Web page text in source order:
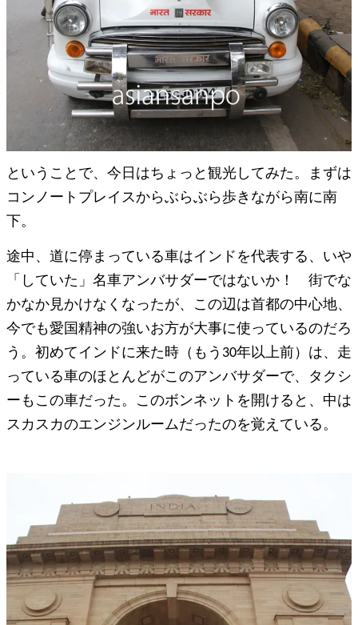
ということで、今日はちょっと観光してみた。まずは
コンノートプレイスからぶらぶら歩きながら南に南
下。
途中、道に停まっている車はインドを代表する、いや
「していた」名車アンバサダーではないか！ 街でな
かなか見かけなくなったが、この辺は首都の中心地、
今でも愛国精神の強いお方が大事に使っているのだろ
う。初めてインドに来た時（もう30年以上前）は、走
っている車のほとんどがこのアンバサダーで、タクシ
ーもこの車だった。このボンネットを開けると、中は
スカスカのエンジンルームだったのを覚えている。